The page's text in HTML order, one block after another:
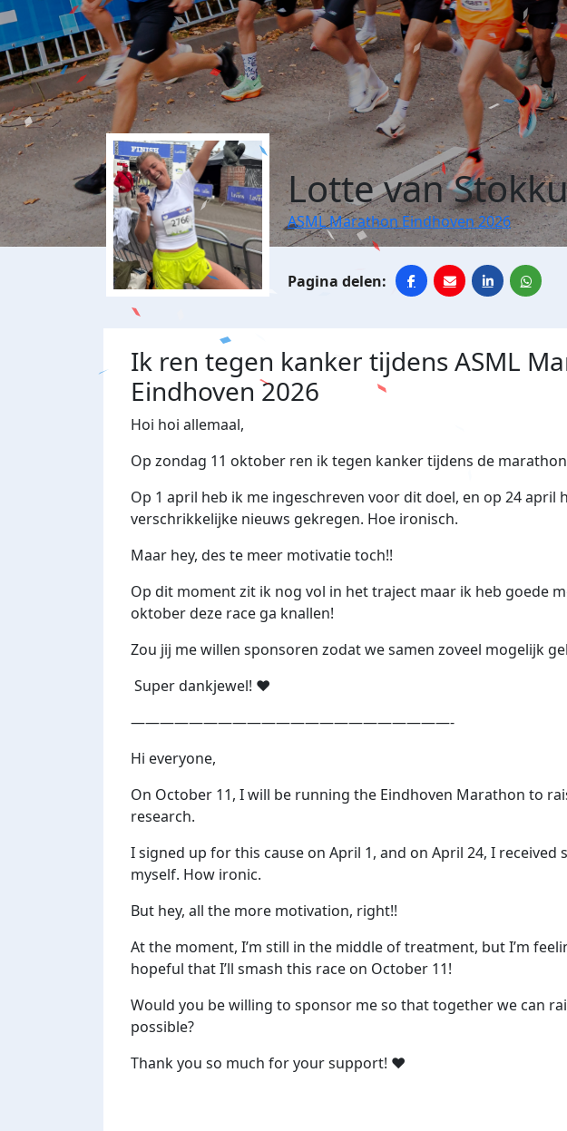
Lotte van
ASML Marathon Eindhoven 2026
Ik ren tegen kanker tijdens ASML
Eindhoven 2026
Hoi hoi allemaal,
Op zondag 11 oktober ren ik tegen kanker tijdens de
Op 1 april heb ik me ingeschreven voor dit doel, en op 24 april
verschrikkelijke nieuws gekregen. Hoe ironisch.
Maar hey, des te meer motivatie toch!!
Op dit moment zit ik nog vol in het traject maar ik heb goede
oktober deze race ga knallen!
Zou jij me willen sponsoren zodat we samen zoveel mogelijk
Super dankjewel! ❤️
——————————————————————-
Hi everyone,
On October 11, I will be running the Eindhoven Marathon to
research.
I signed up for this cause on April 1, and on April 24, I received
myself. How ironic.
But hey, all the more motivation, right!!
At the moment, I’m still in the middle of treatment, but I’m
hopeful that I’ll smash this race on October 11!
Would you be willing to sponsor me so that together we can
possible?
Thank you so much for your support! ❤️